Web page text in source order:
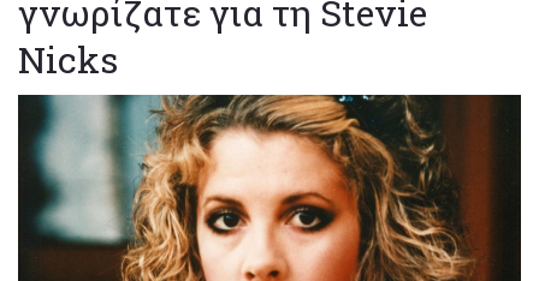
γνωρίζατε για τη Stevie
Nicks